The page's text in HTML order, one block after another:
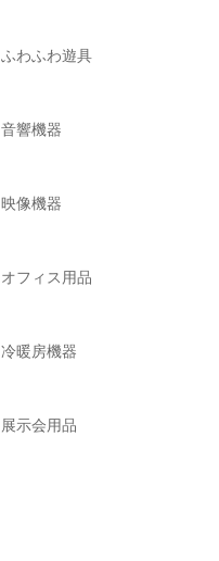
ふわふわ遊具
音響機器
映像機器
オフィス用品
冷暖房機器
展示会用品